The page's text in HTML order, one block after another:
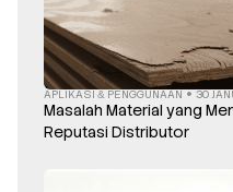
APLIKASI&PENGGUNAAN 30
Masalah Material yang
Reputasi Distributor